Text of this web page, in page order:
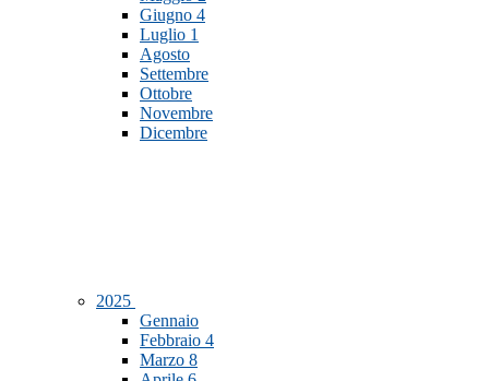
Giugno 4
Luglio 1
Agosto
Settembre
Ottobre
Novembre
Dicembre
2025
Gennaio
Febbraio 4
Marzo 8